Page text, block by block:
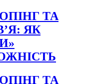
ТА
ЯК
ТА